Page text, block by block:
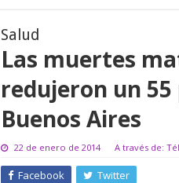
Salud
Las muertes
redujeron un
Buenos Aires
22 de enero de 2014 A través de:
Facebook Twitter